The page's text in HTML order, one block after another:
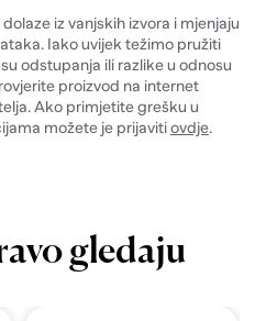
iz vanjskih izvora i mjenjaju
Iako uvijek težimo pružiti
odstupanja ili razlike u odnosu
proizvod na internet
Ako primjetite grešku u
možete je prijavitiovdje.
gledaju